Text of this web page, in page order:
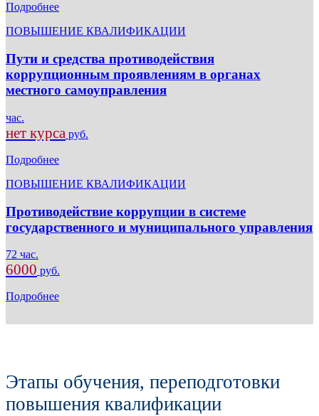
Подробнее
ПОВЫШЕНИЕ КВАЛИФИКАЦИИ
Пути и средства противодействия
коррупционным проявлениям в органах
местного самоуправления
час.
нет курса руб.
Подробнее
ПОВЫШЕНИЕ КВАЛИФИКАЦИИ
Противодействие коррупции в системе
государственного и муниципального управления
72 час.
6000 руб.
Подробнее
Этапы обучения, переподготовки
повышения квалификации